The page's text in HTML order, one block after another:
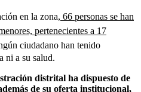
en la zona, 66 personas se han
pertenecientes a 17
ciudadano han tenido
ni a su salud.
distrital ha dispuesto de
de su oferta institucional,